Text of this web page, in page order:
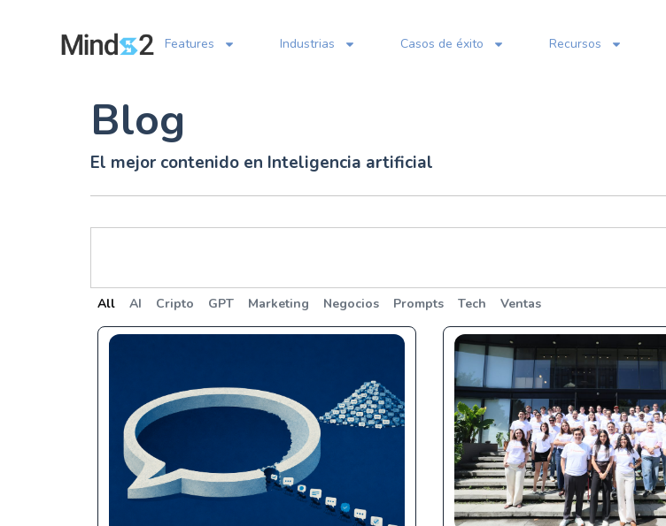
Features Industrias Casos de éxito Recursos
Blog
El mejor contenido en Inteligencia artificial
AI Cripto GPT Marketing Negocios Prompts Tech Ventas
All